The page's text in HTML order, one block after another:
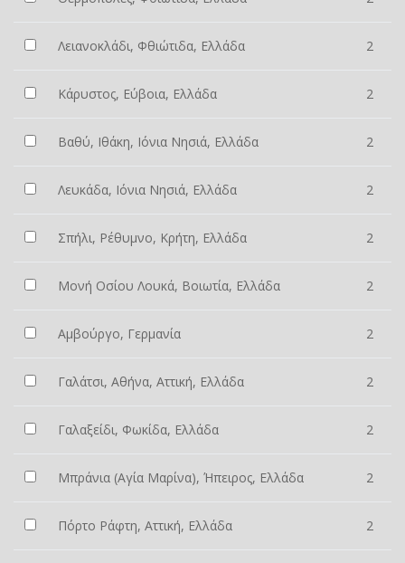
Λειανοκλάδι, Φθιώτιδα, Ελλάδα 2
Κάρυστος, Εύβοια, Ελλάδα 2
Βαθύ, Ιθάκη, Ιόνια Νησιά, Ελλάδα 2
Λευκάδα, Ιόνια Νησιά, Ελλάδα 2
Σπήλι, Ρέθυμνο, Κρήτη, Ελλάδα 2
Μονή Οσίου Λουκά, Βοιωτία, Ελλάδα 2
Αμβούργο, Γερμανία 2
Γαλάτσι, Αθήνα, Αττική, Ελλάδα 2
Γαλαξείδι, Φωκίδα, Ελλάδα 2
Μπράνια (Αγία Μαρίνα), Ήπειρος, Ελλάδα 2
Πόρτο Ράφτη, Αττική, Ελλάδα 2